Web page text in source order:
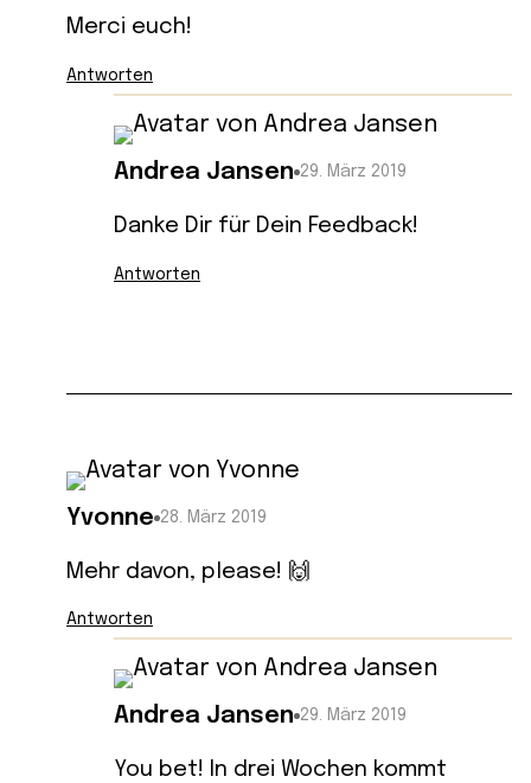
Merci euch!
Antworten
Andrea Jansen 29. März 2019
Danke Dir für Dein Feedback!
Antworten
Yvonne 28. März 2019
Mehr davon, please! 🙌
Antworten
Andrea Jansen 29. März 2019
You bet! In drei Wochen kommt